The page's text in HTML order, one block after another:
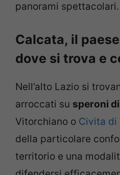
panorami spettacolari.
Calcata, il
dove si trova e
Nell’alto Lazio si
arroccati su speroni
Vitorchiano o Civita di
della particolare
territorio e una